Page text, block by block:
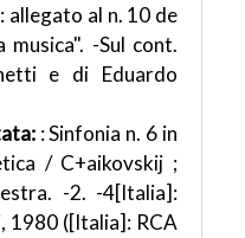
allegato al n. 10 de
-Sul cont.
e di Eduardo
: Sinfonia n. 6 in
/ C+aikovskij ;
-2. -4[Italia]:
1980 ([Italia]: RCA